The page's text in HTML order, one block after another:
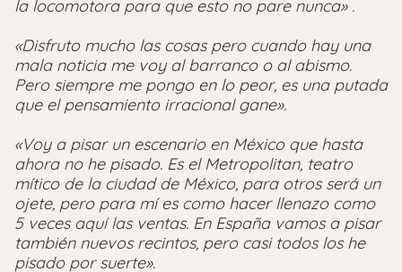
la locomotora para que esto no pare nunca» .
«Disfruto mucho las cosas pero cuando hay una
mala noticia me voy al barranco o al abismo.
Pero siempre me pongo en lo peor, es una putada
que el pensamiento irracional gane».
«Voy a pisar un escenario en México que hasta
ahora no he pisado. Es el Metropolitan, teatro
mítico de la ciudad de México, para otros será un
ojete, pero para mí es como hacer llenazo como
5 veces aquí las ventas. En España vamos a pisar
también nuevos recintos, pero casi todos los he
pisado por suerte».